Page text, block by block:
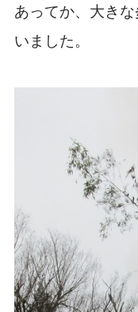
あってか、大き
いました。